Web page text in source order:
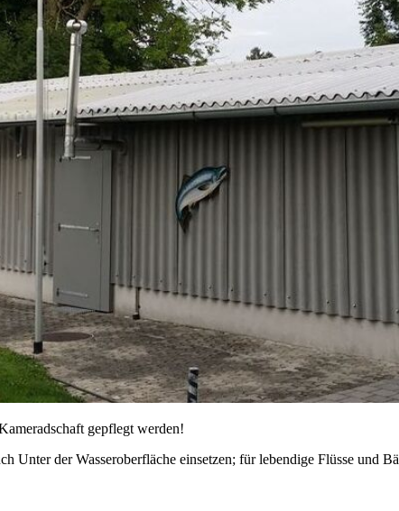
gepflegt werden!
Unter der Wasseroberfläche einsetzen; für lebendige Flüsse und